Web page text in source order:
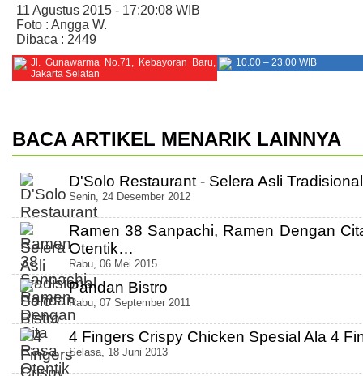
11 Agustus 2015 - 17:20:08 WIB
Foto : Angga W.
Dibaca : 2449
Jl. Gunawarma No.71, Kebayoran Baru,
Jakarta Selatan
10.00 – 23.00 WIB
BACA ARTIKEL MENARIK LAINNYA
D'Solo Restaurant - Selera Asli
Senin, 24 Desember 2012
Ramen 38 Sanpachi, Ramen Dengan
Otentik…
Rabu, 06 Mei 2015
Pandan Bistro
Rabu, 07 September 2011
4 Fingers Crispy Chicken Spesial Ala 4
Selasa, 18 Juni 2013